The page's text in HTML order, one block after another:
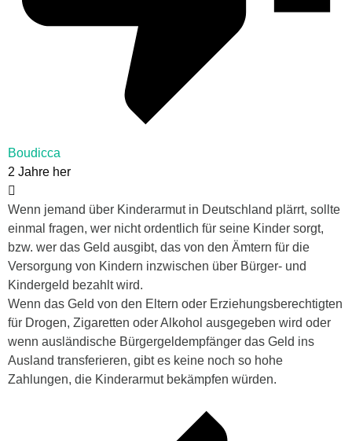
Boudicca
2 Jahre her
Wenn jemand über Kinderarmut in Deutschland plärrt, sollte
einmal fragen, wer nicht ordentlich für seine Kinder sorgt,
bzw. wer das Geld ausgibt, das von den Ämtern für die
Versorgung von Kindern inzwischen über Bürger- und
Kindergeld bezahlt wird.
Wenn das Geld von den Eltern oder Erziehungsberechtigten
für Drogen, Zigaretten oder Alkohol ausgegeben wird oder
wenn ausländische Bürgergeldempfänger das Geld ins
Ausland transferieren, gibt es keine noch so hohe
Zahlungen, die Kinderarmut bekämpfen würden.